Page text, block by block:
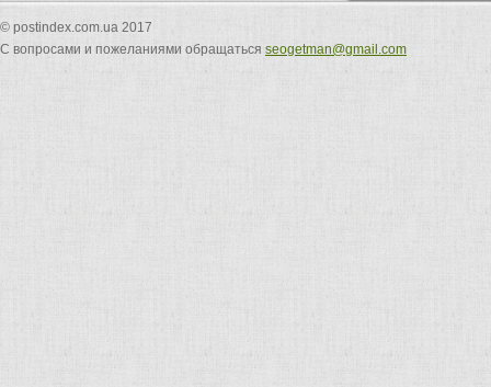
© postindex.com.ua 2017
С вопросами и пожеланиями обращаться seogetman@gmail.com